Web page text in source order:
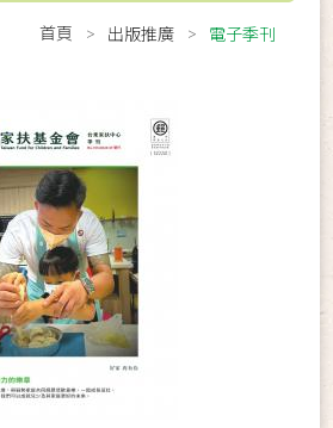
首頁 出版推廣 電子季刊